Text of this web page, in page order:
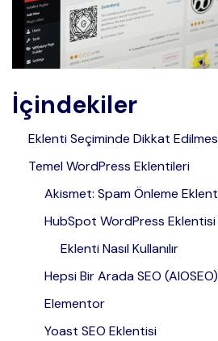
İçindekiler
Eklenti Seçiminde Dikkat
Temel WordPress Eklentileri
Akismet: Spam Önleme
HubSpot WordPress Eklentisi
Eklenti Nasıl Kullanılır
Hepsi Bir Arada SEO (AIOSEO)
Elementor
Yoast SEO Eklentisi